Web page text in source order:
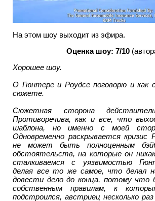
На этом шоу выходит из эфира.
Оценка шоу: 7/10
Хорошее шоу.
О Гюнтере и Роудсе поговорю и как
сюжете.
Сюжетная сторона
Противоречива, как и все, что
шаблона, но именно с моей
Одновременно раскрывается кризис
не может быть полноценным
обстоятельств, на которые он
сталкиваемся с уязвимостью
делая все то же самое, что делал
довести дело до конца, потому что
собственным правилам, к
подстроился, австриец несколько